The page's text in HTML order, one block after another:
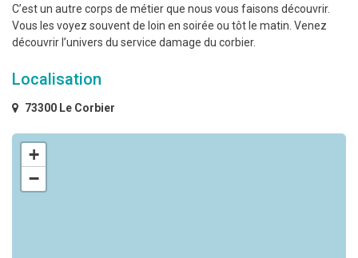
C’est un autre corps de métier que nous vous faisons découvrir.
Vous les voyez souvent de loin en soirée ou tôt le matin. Venez
découvrir l’univers du service damage du corbier.
Localisation
73300 Le Corbier
+
−